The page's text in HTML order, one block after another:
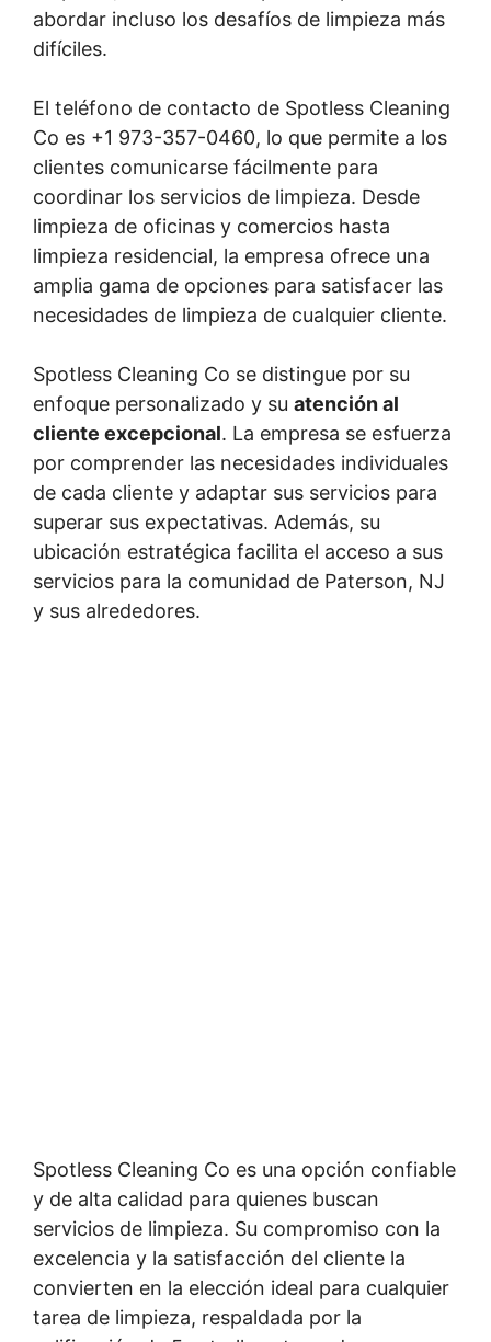
abordar incluso los desafíos de limpieza más
difíciles.
El teléfono de contacto de Spotless Cleaning
Co es +1 973-357-0460, lo que permite a los
clientes comunicarse fácilmente para
coordinar los servicios de limpieza. Desde
limpieza de oficinas y comercios hasta
limpieza residencial, la empresa ofrece una
amplia gama de opciones para satisfacer las
necesidades de limpieza de cualquier cliente.
Spotless Cleaning Co se distingue por su
enfoque personalizado y su atención al
cliente excepcional. La empresa se esfuerza
por comprender las necesidades individuales
de cada cliente y adaptar sus servicios para
superar sus expectativas. Además, su
ubicación estratégica facilita el acceso a sus
servicios para la comunidad de Paterson, NJ
y sus alrededores.
Spotless Cleaning Co es una opción confiable
y de alta calidad para quienes buscan
servicios de limpieza. Su compromiso con la
excelencia y la satisfacción del cliente la
convierten en la elección ideal para cualquier
tarea de limpieza, respaldada por la